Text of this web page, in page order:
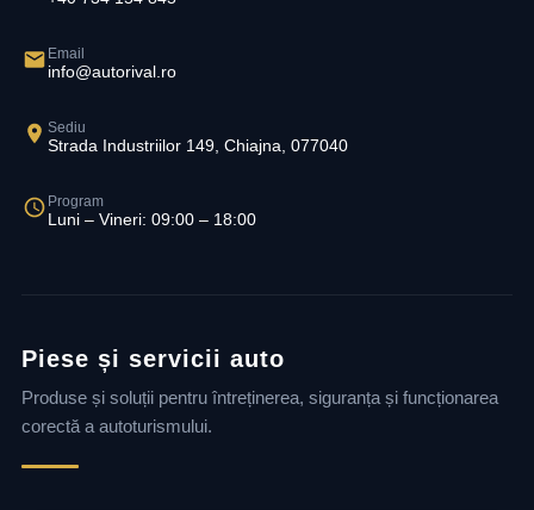
Email
info@autorival.ro
Sediu
Strada Industriilor 149, Chiajna, 077040
Program
Luni – Vineri: 09:00 – 18:00
Piese și servicii auto
Produse și soluții pentru întreținerea, siguranța și funcționarea
corectă a autoturismului.